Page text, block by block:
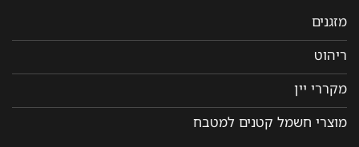
מזגנים
ריהוט
מקררי יין
מוצרי חשמל קטנים למטבח